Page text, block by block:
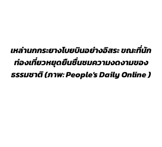
เหล่านกกระยางโบยบินอย่างอิสระ ขณะที่นัก
ท่องเที่ยวหยุดยืนชื่นชมความงดงามของ
ธรรมชาติ (ภาพ: People's Daily Online )